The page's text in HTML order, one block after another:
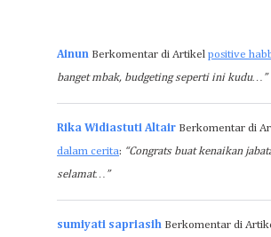
Ainun Berkomentar di Artikel positive
banget mbak, budgeting seperti ini kudu…”
Rika Widiastuti Altair Berkomentar di
dalam cerita: “Congrats buat kenaikan
selamat…”
sumiyati sapriasih Berkomentar di